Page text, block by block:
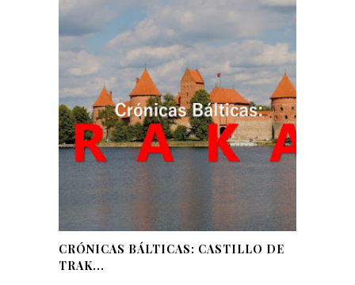
CRÓNICAS BÁLTICAS: CASTILLO DE
TRAK...